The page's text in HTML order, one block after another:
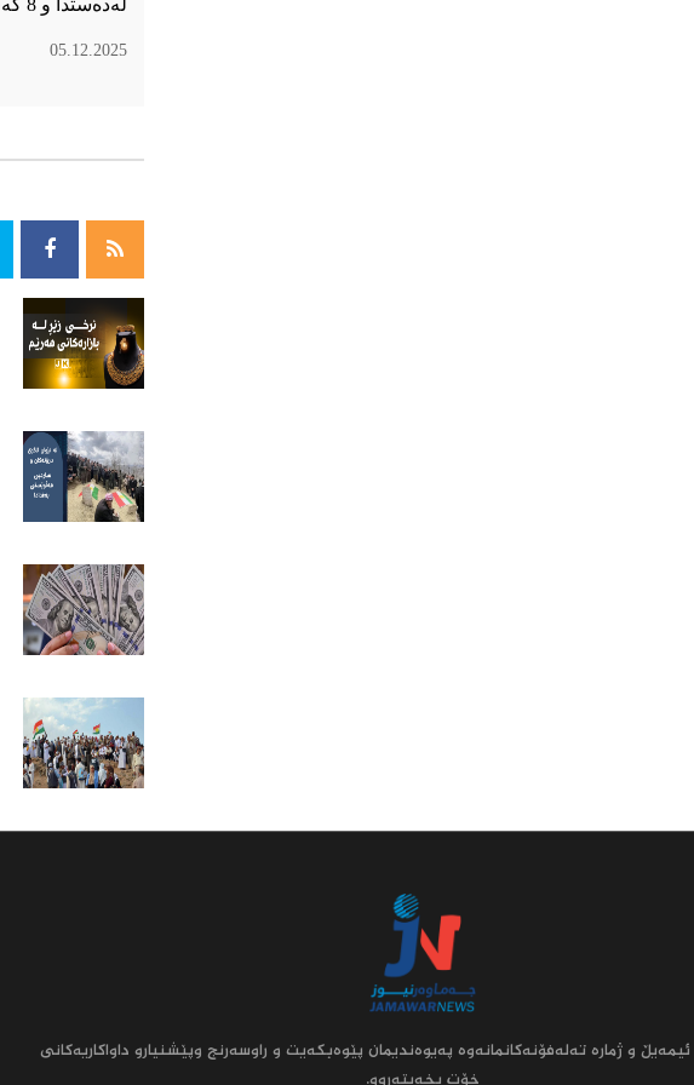
05.12.2025
و ژماره‌ ته‌له‌فۆنه‌کانمانه‌وه‌ په‌یوه‌ندیمان پێوه‌بکه‌یت و راوسه‌رنج وپێشنیارو داواکاریه‌کانى
خۆت بخه‌یته‌روو.